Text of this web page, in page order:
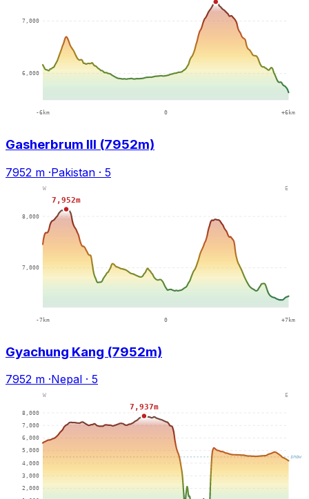
Gasherbrum III (7952m)
7952 m ·Pakistan · 5
Gyachung Kang (7952m)
7952 m ·Nepal · 5